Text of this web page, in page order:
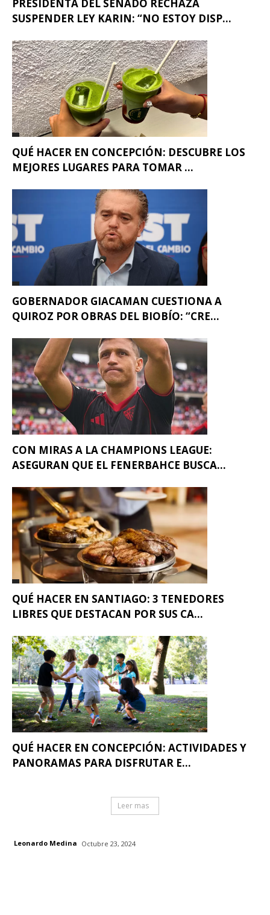
PRESIDENTA DEL SENADO RECHAZA
SUSPENDER LEY KARIN: “NO ESTOY DISP...
QUÉ HACER EN CONCEPCIÓN: DESCUBRE LOS
MEJORES LUGARES PARA TOMAR ...
GOBERNADOR GIACAMAN CUESTIONA A
QUIROZ POR OBRAS DEL BIOBÍO: “CRE...
CON MIRAS A LA CHAMPIONS LEAGUE:
ASEGURAN QUE EL FENERBAHCE BUSCA...
QUÉ HACER EN SANTIAGO: 3 TENEDORES
LIBRES QUE DESTACAN POR SUS CA...
QUÉ HACER EN CONCEPCIÓN: ACTIVIDADES Y
PANORAMAS PARA DISFRUTAR E...
Leer mas
Leonardo Medina Octubre 23, 2024